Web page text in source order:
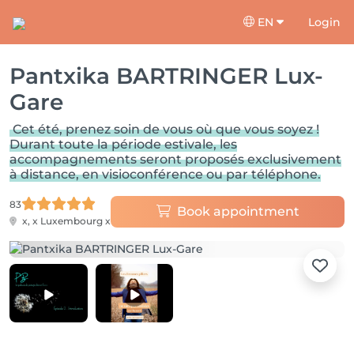
EN Login
Pantxika BARTRINGER Lux-
Gare
Cet été, prenez soin de vous où que vous soyez !
Durant toute la période estivale, les
accompagnements seront proposés exclusivement
à distance, en visioconférence ou par téléphone.
83
x, x Luxembourg x
Book appointment